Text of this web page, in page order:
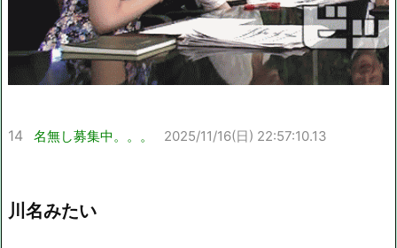
14 名無し募集中。。。 2025/11/16(日) 22:57:10.13
川名みたい